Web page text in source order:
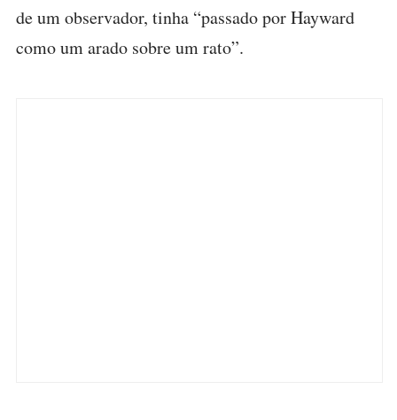
de um observador, tinha “passado por Hayward
como um arado sobre um rato”.